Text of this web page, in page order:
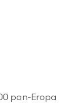
pan-Eropa